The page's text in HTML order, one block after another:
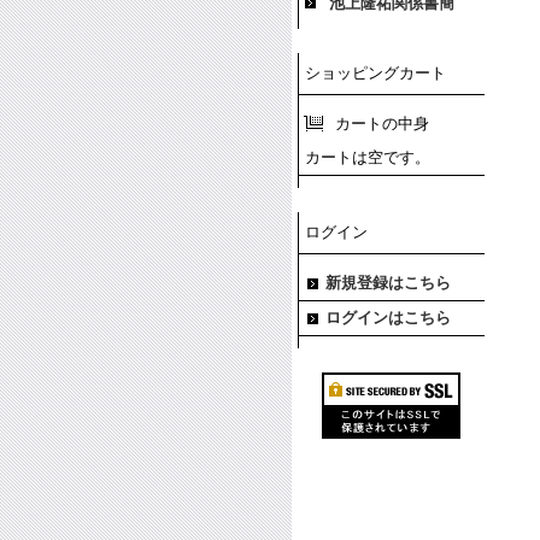
ショッピングカート
カートの中身
カートは空です。
ログイン
新規登録はこちら
ログインはこちら